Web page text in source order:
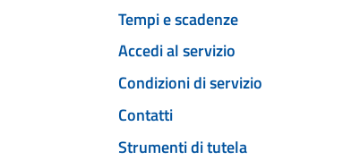
Tempi e scadenze
Accedi al servizio
Condizioni di servizio
Contatti
Strumenti di tutela